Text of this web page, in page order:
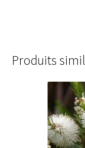
Produits